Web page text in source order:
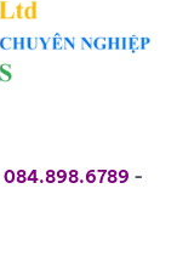
084.898.6789 -